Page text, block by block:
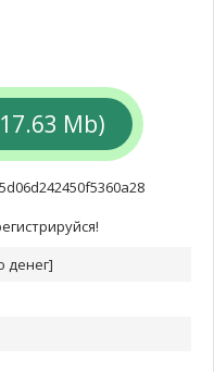
Mb)
денег]